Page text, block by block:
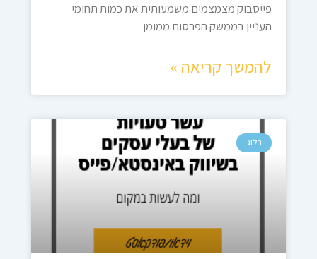
פייסבוק מצמצמים משמעותית את כמות תחומי
העניין בממשק הפרסום ממומן
להמשך קריאה »
בלוג